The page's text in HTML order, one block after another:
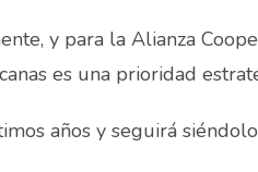
y para la Alianza
es una prioridad
años y seguirá